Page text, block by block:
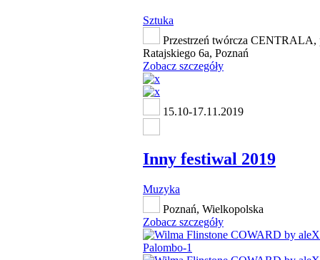
Sztuka
Przestrzeń twórcza CENTRALA,
Ratajskiego 6a, Poznań
Zobacz szczegóły
15.10-17.11.2019
Inny festiwal 2019
Muzyka
Poznań, Wielkopolska
Zobacz szczegóły